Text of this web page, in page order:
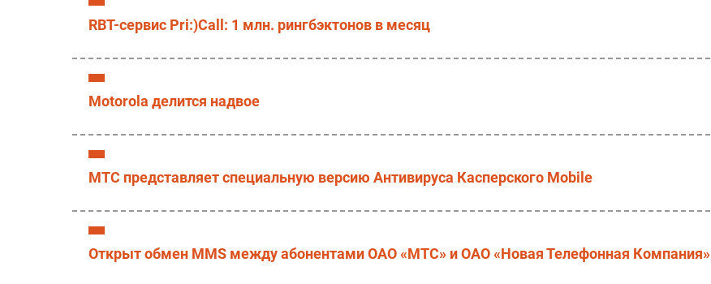
RBT-сервис Pri:)Call: 1 млн. рингбэктонов в месяц
Motorola делится надвое
МТС представляет специальную версию Антивируса Касперского Mobile
Открыт обмен MMS между абонентами OAO «МТС» и ОАО «Новая Телефонная Компания»